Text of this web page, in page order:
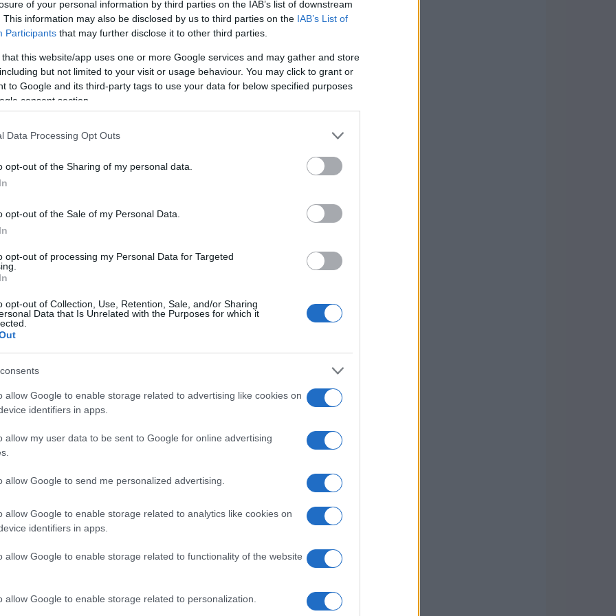
of your personal information by third parties on the IAB’s list of downstream
This information may also be disclosed by us to third parties on the IAB’s List of
Participants that may further disclose it to other third parties.
that this website/app uses one or more Google services and may gather and store
but not limited to your visit or usage behaviour. You may click to grant or
to Google and its third-party tags to use your data for below specified purposes
consent section.
Data Processing Opt Outs
opt-out of the Sharing of my personal data.
opt-out of the Sale of my Personal Data.
opt-out of processing my Personal Data for Targeted
opt-out of Collection, Use, Retention, Sale, and/or Sharing
Data that Is Unrelated with the Purposes for which it
allow Google to enable storage related to advertising like cookies on
identifiers in apps.
allow my user data to be sent to Google for online advertising
allow Google to send me personalized advertising.
allow Google to enable storage related to analytics like cookies on
identifiers in apps.
allow Google to enable storage related to functionality of the website
allow Google to enable storage related to personalization.
melodie e ritornelli che ci accompagnano
sono solo canzoni: sono vere e proprie
di farci sognare e ballare. Non crederai
a dominare le playlist dell’estate
un amore urbano tra le
e dalla giovane promessa Sarah Toscano ha
autentico, imperfetto ma vissuto con
incorniciata da una meravigliosa vista
un inno per tutti coloro che amano